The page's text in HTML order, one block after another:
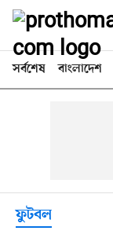
সর্বশেষ বাংলাদেশ
ফুটবল